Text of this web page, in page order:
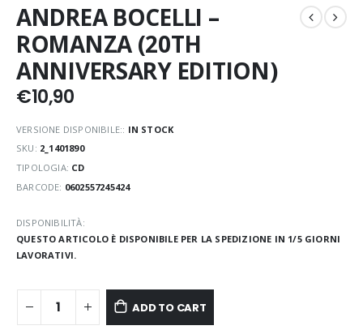
ANDREA BOCELLI –
ROMANZA (20TH
ANNIVERSARY EDITION)
€10,90
VERSIONE DISPONIBILE:: IN STOCK
SKU: 2_1401890
TIPOLOGIA: CD
BARCODE: 0602557245424
DISPONIBILITÀ:
QUESTO ARTICOLO È DISPONIBILE PER LA SPEDIZIONE IN 1/5 GIORNI
LAVORATIVI.
ADD TO CART